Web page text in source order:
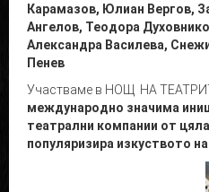
Карамазов, Юлиан Вергов,
Ангелов, Теодора
Александра Василева,
Пенев
Участваме в НОЩ НА
международно значима
театрални компании от
популяризира изкуството